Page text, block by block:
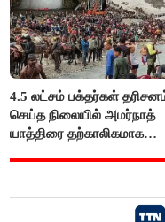
4.5 லட்சம் பக்தர்கள்
செய்த நிலையில் அமர்நாத்
யாத்திரை தற்காலிகமாக